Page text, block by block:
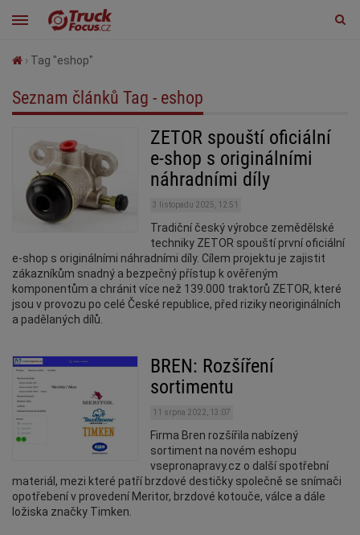
› Tag "eshop"
Seznam článků Tag - eshop
ZETOR spouští oficiální
e-shop s originálními
náhradními díly
3 listopadu 2025, 12:51
Tradiční český výrobce zemědělské
techniky ZETOR spouští první oficiální
e‑shop s originálními náhradními díly. Cílem projektu je zajistit
zákazníkům snadný a bezpečný přístup k ověřeným
komponentům a chránit více než 139.000 traktorů ZETOR, které
jsou v provozu po celé České republice, před riziky neoriginálních
a padělaných dílů.
BREN: Rozšíření
sortimentu
11 srpna 2022, 13:07
Firma Bren rozšířila nabízený
sortiment na novém eshopu
vsepronapravy.cz o další spotřební
materiál, mezi které patří brzdové destičky společně se snímači
opotřebení v provedení Meritor, brzdové kotouče, válce a dále
ložiska značky Timken.